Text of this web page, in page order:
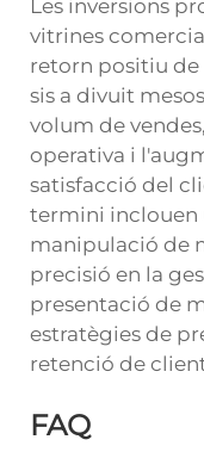
Les inversions
vitrines
retorn positiu de
sis a divuit
volum de
operativa i
satisfacció del
termini inclouen
manipulació de
precisió en la
presentació de
estratègies de
retenció de
FAQ